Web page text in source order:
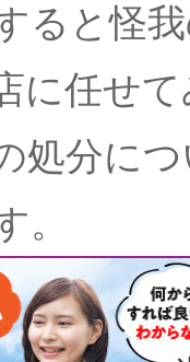
ると怪
に任せ
処分に
。